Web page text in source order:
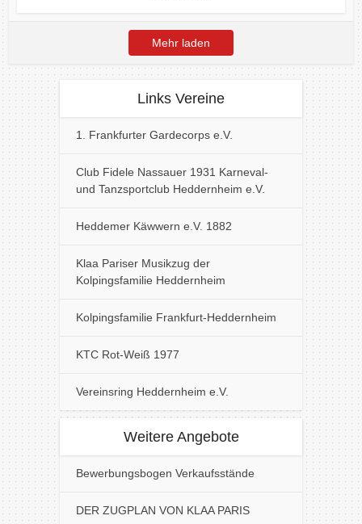
Mehr laden
Links Vereine
1. Frankfurter Gardecorps e.V.
Club Fidele Nassauer 1931 Karneval-
und Tanzsportclub Heddernheim e.V.
Heddemer Käwwern e.V. 1882
Klaa Pariser Musikzug der
Kolpingsfamilie Heddernheim
Kolpingsfamilie Frankfurt-Heddernheim
KTC Rot-Weiß 1977
Vereinsring Heddernheim e.V.
Weitere Angebote
Bewerbungsbogen Verkaufsstände
DER ZUGPLAN VON KLAA PARIS